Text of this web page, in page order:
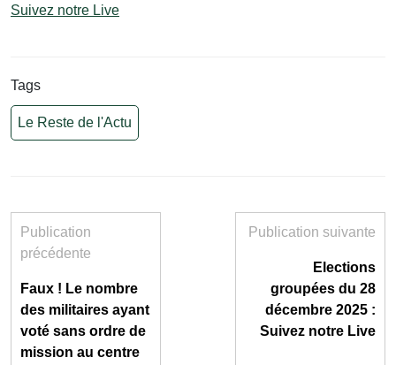
Suivez notre Live
Tags
Le Reste de l'Actu
Publication
précédente
Faux ! Le nombre
des militaires ayant
voté sans ordre de
mission au centre
Publication suivante
Elections
groupées du 28
décembre 2025 :
Suivez notre Live